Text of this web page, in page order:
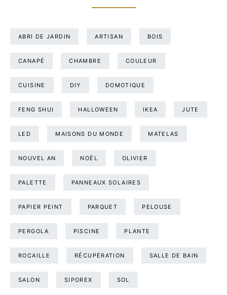
ABRI DE JARDIN ARTISAN BOIS
CANAPÉ CHAMBRE COULEUR
CUISINE DIY DOMOTIQUE
FENG SHUI HALLOWEEN IKEA JUTE
LED MAISONS DU MONDE MATELAS
NOUVEL AN NOËL OLIVIER
PALETTE PANNEAUX SOLAIRES
PAPIER PEINT PARQUET PELOUSE
PERGOLA PISCINE PLANTE
ROCAILLE RÉCUPÉRATION SALLE DE BAIN
SALON SIPOREX SOL